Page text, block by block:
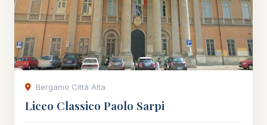
Bergamo Città Alta
Liceo Classico Paolo Sarpi